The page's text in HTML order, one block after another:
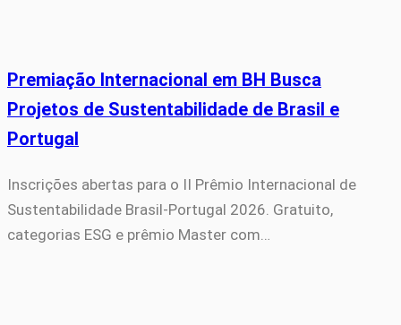
Premiação Internacional em BH Busca
Projetos de Sustentabilidade de Brasil e
Portugal
Inscrições abertas para o II Prêmio Internacional de
Sustentabilidade Brasil-Portugal 2026. Gratuito,
categorias ESG e prêmio Master com…